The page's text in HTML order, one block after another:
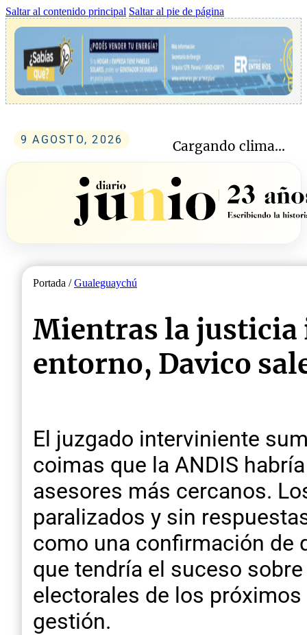
Saltar al contenido principal Saltar al pie de página
9 AGOSTO, 2026 Cargando clima...
Portada /Gualeguaychú
Mientras la justicia
entorno, Davico
El juzgado interviniente
coimas que la ANDIS
asesores más cercanos.
paralizados y sin
como una confirmación de
que tendría el suceso
electorales de los
gestión.